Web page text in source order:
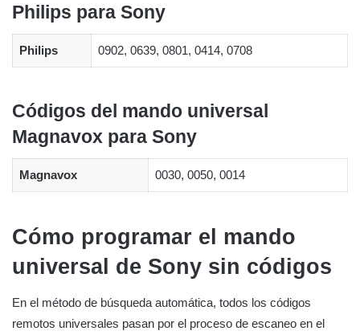
Philips para Sony
Philips 0902, 0639, 0801, 0414, 0708
Códigos del mando universal
Magnavox para Sony
Magnavox 0030, 0050, 0014
Cómo programar el mando
universal de Sony sin códigos
En el método de búsqueda automática, todos los códigos
remotos universales pasan por el proceso de escaneo en el